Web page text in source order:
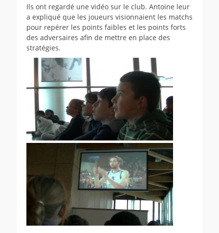
Ils ont regardé une vidéo sur le club. Antoine leur
a expliqué que les joueurs visionnaient les matchs
pour repérer les points faibles et les points forts
des adversaires afin de mettre en place des
stratégies.